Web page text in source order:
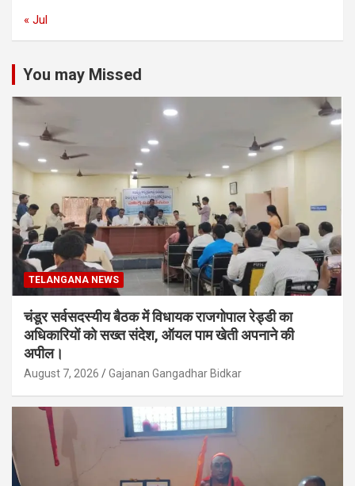
« Jul
You may Missed
TELANGANA NEWS
चंडूर सर्वसदस्यीय बैठक में विधायक राजगोपाल रेड्डी का
अधिकारियों को सख्त संदेश, ऑयल पाम खेती अपनाने की
अपील।
August 7, 2026 Gajanan Gangadhar Bidkar